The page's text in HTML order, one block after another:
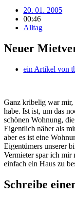
20. 01. 2005
00:46
Alltag
Neuer
ein Artikel von
Ganz kribelig war mir,
habe. Ist ist, um das
schönen Wohnung,
Eigentlich näher als
aber es ist eine
Eigentümers unserer
Vermieter spar ich mir
einfach ein Haus zu
Schreibe